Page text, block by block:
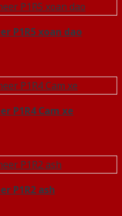
P1R5 xoan dao
P1R4 Cam xe
P1R2 ash